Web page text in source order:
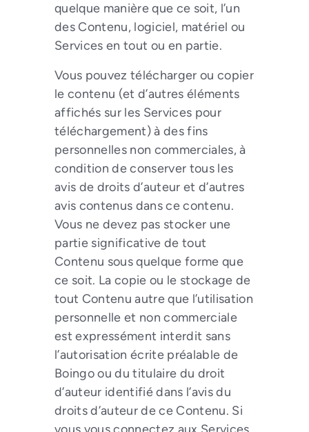
quelque manière que ce soit, l’un
des Contenu, logiciel, matériel ou
Services en tout ou en partie.
Vous pouvez télécharger ou copier
le contenu (et d’autres éléments
affichés sur les Services pour
téléchargement) à des fins
personnelles non commerciales, à
condition de conserver tous les
avis de droits d’auteur et d’autres
avis contenus dans ce contenu.
Vous ne devez pas stocker une
partie significative de tout
Contenu sous quelque forme que
ce soit. La copie ou le stockage de
tout Contenu autre que l’utilisation
personnelle et non commerciale
est expressément interdit sans
l’autorisation écrite préalable de
Boingo ou du titulaire du droit
d’auteur identifié dans l’avis du
droits d’auteur de ce Contenu. Si